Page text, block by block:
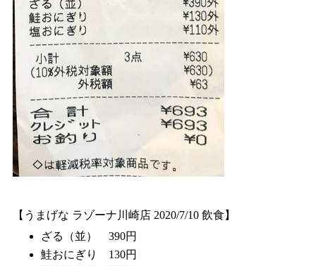
【うまげな ラゾーナ川崎店 2020/7/10 飲食】
ざる（並） 390円
鮭おにぎり 130円